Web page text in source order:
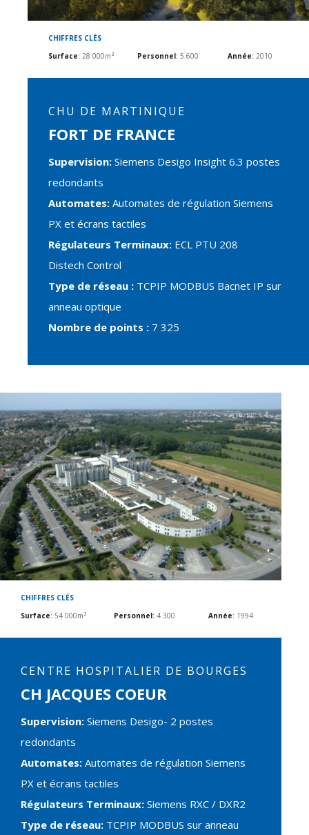
CHIFFRES CLÉS
Surface: 28 000m² Personnel: 5 600 Année: 2010
CHU DE MARTINIQUE
FORT DE FRANCE
Supervision: Siemens Desigo Insight 6.3 postes
redondants
Automates: Automates de régulation Siemens
PX et écrans tactiles
Régulateurs Terminaux: ECL PTU 208
Distech Control
Type de réseau : TCPIP MODBUS Bacnet IP sur
anneau optique
Nombre de points : 7 325
CENTRE HOSPITALIER DE BOURGES
CH JACQUES COEUR
Supervision: Siemens Desigo- 2 postes
redondants
Automates: Automates de régulation Siemens
PX et écrans tactiles
Régulateurs Terminaux: Siemens RXC / DXR2
Type de réseau: TCPIP MODBUS sur anneau
CHIFFRES CLÉS
Surface: 54 000m² Personnel: 4 300 Année: 1994